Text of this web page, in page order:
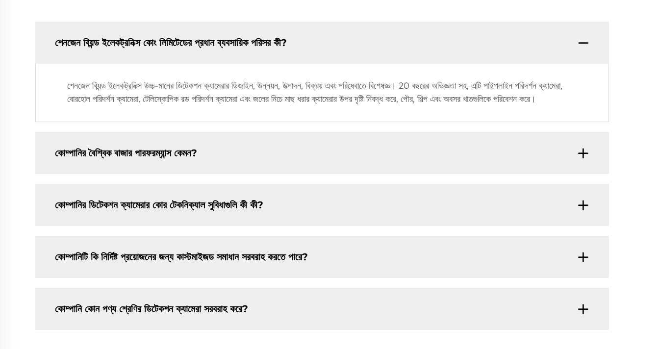
শেনজেন বিয়ন্ড ইলেকট্রনিক্স কোং লিমিটেডের প্রধান ব্যবসায়িক পরিসর কী?
শেনজেন বিয়ন্ড ইলেকট্রনিক্স উচ্চ-মানের ডিটেকশন ক্যামেরার ডিজাইন, উন্নয়ন, উত্পাদন, বিক্রয় এবং পরিষেবাতে বিশেষজ্ঞ। 20 বছরের অভিজ্ঞতা সহ, এটি পাইপলাইন পরিদর্শন ক্যামেরা,
বোরহোল পরিদর্শন ক্যামেরা, টেলিস্কোপিক রড পরিদর্শন ক্যামেরা এবং জলের নিচে মাছ ধরার ক্যামেরার উপর দৃষ্টি নিবদ্ধ করে, পৌর, শিল্প এবং অবসর খাতগুলিকে পরিবেশন করে।
কোম্পানির বৈশ্বিক বাজার পারফরম্যান্স কেমন?
কোম্পানির ডিটেকশন ক্যামেরার কোর টেকনিক্যাল সুবিধাগুলি কী কী?
কোম্পানিটি কি নির্দিষ্ট প্রয়োজনের জন্য কাস্টমাইজড সমাধান সরবরাহ করতে পারে?
কোম্পানি কোন পণ্য শ্রেণির ডিটেকশন ক্যামেরা সরবরাহ করে?